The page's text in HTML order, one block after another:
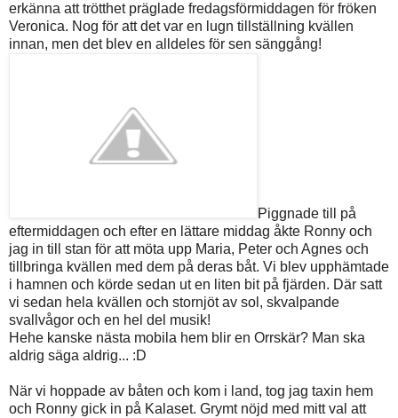
erkänna att trötthet präglade fredagsförmiddagen för fröken
Veronica. Nog för att det var en lugn tillställning kvällen
innan, men det blev en alldeles för sen sänggång!
Piggnade till på
eftermiddagen och efter en lättare middag åkte Ronny och
jag in till stan för att möta upp Maria, Peter och Agnes och
tillbringa kvällen med dem på deras båt. Vi blev upphämtade
i hamnen och körde sedan ut en liten bit på fjärden. Där satt
vi sedan hela kvällen och stornjöt av sol, skvalpande
svallvågor och en hel del musik!
Hehe kanske nästa mobila hem blir en Orrskär? Man ska
aldrig säga aldrig... :D
När vi hoppade av båten och kom i land, tog jag taxin hem
och Ronny gick in på Kalaset. Grymt nöjd med mitt val att